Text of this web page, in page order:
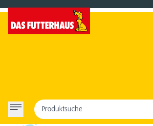
Produktsuche